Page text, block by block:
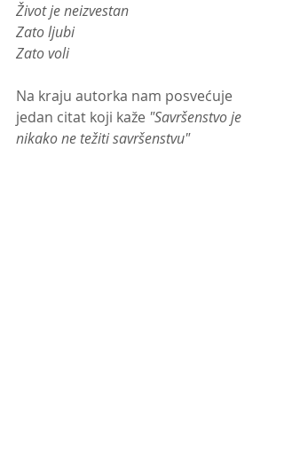
Život je neizvestan
Zato ljubi
Zato voli
Na kraju autorka nam posvećuje
jedan citat koji kaže "Savršenstvo je
nikako ne težiti savršenstvu"